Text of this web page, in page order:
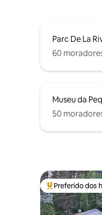
Parc De La
60
Museu da
50
Entre os
Preferido dos